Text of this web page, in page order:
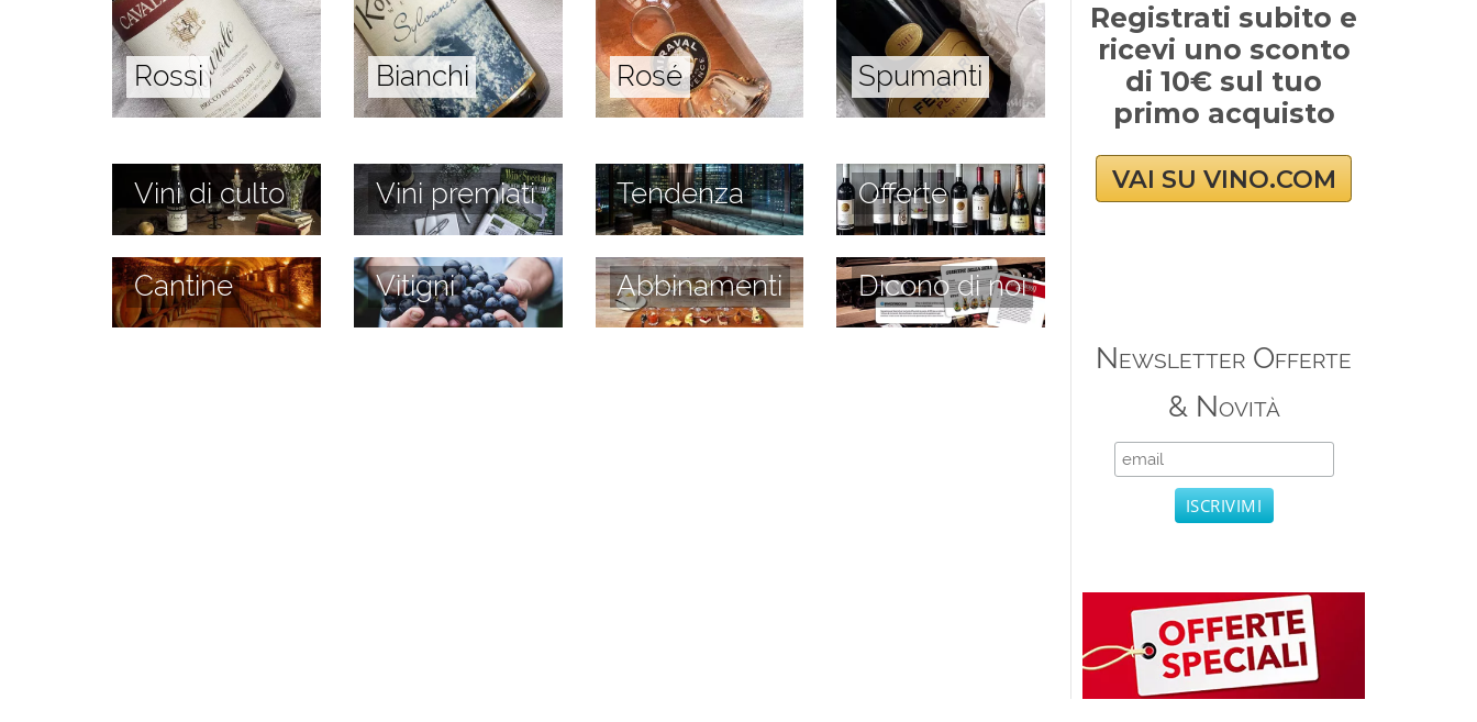
Rossi Bianchi Rosé Spumanti
Vini di culto Vini premiati Tendenza Offerte
Cantine Vitigni Abbinamenti Dicono di noi
Registrati subito e
ricevi uno sconto
di 10€ sul tuo
primo acquisto
VAI SU VINO.COM
Newsletter Offerte
& Novità